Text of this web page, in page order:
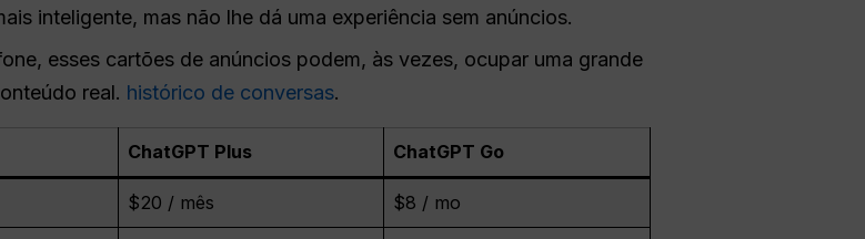
inteligente, mas não lhe dá uma experiência sem anúncios.
esses cartões de anúncios podem, às vezes, ocupar uma grande
real. histórico de conversas.
ChatGPT Plus ChatGPT Go
$20 / mês $8 / mo